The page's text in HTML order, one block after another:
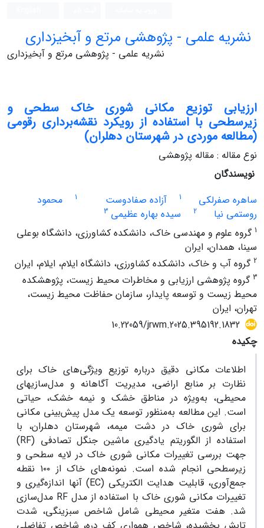
نشریه علمی - پژوهشی مرتع و آبخیزداری
نشریه علمی - پژوهشی مرتع و آبخیزداری
ارزیابی توزیع مکانی شوری خاک سطحی و
زیرسطحی با استفاده از رویکرد نقشه‌برداری رقومی
(مطالعه موردی در شهرستان دهلران)
نوع مقاله : مقاله پژوهشی
نویسندگان
ساهره صفرلکی
1 آزاده صفادوست 1
محمود
روستمی نیا
2 سیده بهاره عظیمی 3
1 گروه علوم و مهندسی خاک، دانشکده کشاورزی، دانشگاه بوعلی
سینا، همدان، ایران
2 گروه آب و خاک، دانشکده کشاورزی، دانشگاه ایلام، ایلام، ایران
3 گروه پژوهشی ارزیابی و مخاطرات محیط زیست، پژوهشکده
محیط زیست و توسعه پایدار، سازمان حفاظت محیط زیست،
تهران، ایران
10.22059/jrwm.2025.395192.1832
چکیده
اطلاعات مکانی دقیق درباره توزیع ویژگی‌های خاک برای
نظارت بر منابع اراضی، مدیریت آگاهانه و مدل‌سازی­های
محیطی، به‌ویژه در مناطق خشک و نیمه خشک، حیاتی
است. این مطالعه به‌منظور توسعه یک مدل پیش‌بینی مکانی
برای شوری خاک در دشت میمه، شهرستان دهلران، با
استفاده از الگوریتم یادگیری ماشین جنگل تصادفی (RF)
جهت بررسی تغییرات مکانی شوری خاک در لایه سطحی و
زیرسطحی انجام شده است. نمونه‌های خاک از ۱۰۰ نقطه
جمع‌آوری، قابلیت هدایت الکتریکی (EC) آنها اندازه‌گیری و
تغییرات مکانی شوری خاک با استفاده از مدل RF مدل‌سازی
شد. هفت متغیر محیطی شامل شاخص سبزینگی، شدت